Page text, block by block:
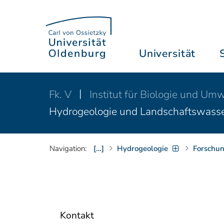
Universität
Fk. V
Institut für Biologie und
Hydrogeologie und
Navigation: […] Hydrogeologie
Kontakt